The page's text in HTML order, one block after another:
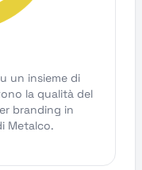
un insieme di
la qualità del
branding in
Metalco.